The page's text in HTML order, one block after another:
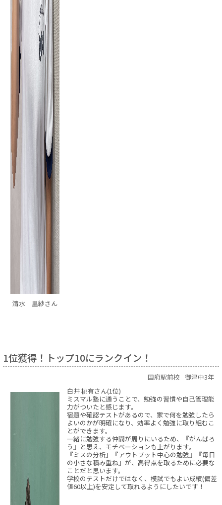
清水 里紗さん
1位獲得！トップ10にランクイン！
国府駅前校 御津中3年
白井 桃有さん(1位)
ミスマル塾に通うことで、勉強の習慣や自己管理能
力がついたと感じます。
宿題や確認テストがあるので、家で何を勉強したら
よいのかが明確になり、効率よく勉強に取り組むこ
とができます。
一緒に勉強する仲間が周りにいるため、『がんばろ
う』と思え、モチベーションも上がります。
『ミスの分析』『アウトプット中心の勉強』『毎日
の小さな積み重ね』が、高得点を取るために必要な
ことだと思います。
学校のテストだけではなく、模試でもよい成績(偏差
値60以上)を安定して取れるようにしたいです！